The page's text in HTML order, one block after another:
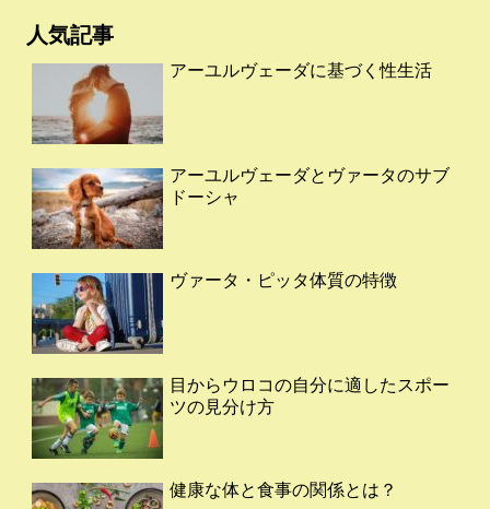
人気記事
アーユルヴェーダに基づく性生活
アーユルヴェーダとヴァータのサブ
ドーシャ
ヴァータ・ピッタ体質の特徴
目からウロコの自分に適したスポー
ツの見分け方
健康な体と食事の関係とは？